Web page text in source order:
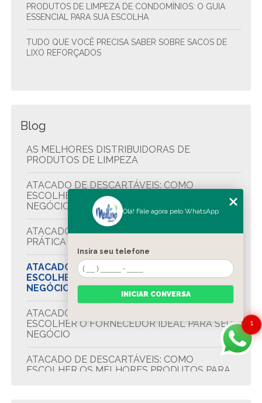
PRODUTOS DE LIMPEZA DE CONDOMÍNIOS: O GUIA
ESSENCIAL PARA SUA ESCOLHA
TUDO QUE VOCÊ PRECISA SABER SOBRE SACOS DE
LIXO REFORÇADOS
Blog
AS MELHORES DISTRIBUIDORAS DE
PRODUTOS DE LIMPEZA
ATACADO DE DESCARTÁVEIS: COMO
ESCOLHER O FORNECEDOR IDEAL PARA SEU
NEGÓCIO
ATACADO DE DESCARTÁVEIS: A SOLUÇÃO
PRÁTICA E ECONÔMICA PARA O SEU NEGÓCIO
ATACADO DE DESCARTÁVEIS: COMO
ESCOLHER O FORNECEDOR IDEAL PARA O
NEGÓCIO
ATACADO DE DESCARTÁVEIS: COMO
ESCOLHER O FORNECEDOR IDEAL PARA SEU
NEGÓCIO
ATACADO DE DESCARTÁVEIS: COMO
ESCOLHER OS MELHORES PRODUTOS PARA
1
Olá! Fale agora pelo WhatsApp
Insira seu telefone
INICIAR CONVERSA